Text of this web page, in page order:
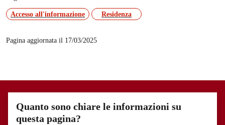
Accesso all'informazione Residenza
Pagina aggiornata il 17/03/2025
Quanto sono chiare le informazioni su
questa pagina?